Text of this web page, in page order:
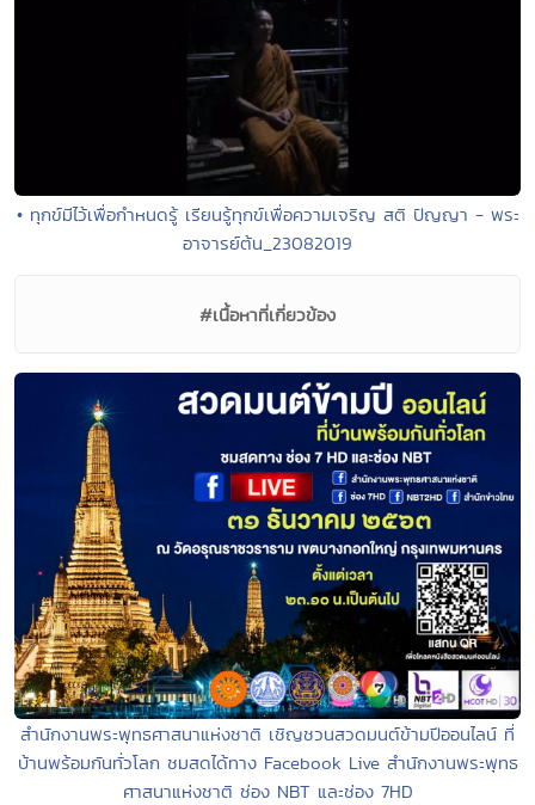
• ทุกข์มีไว้เพื่อกำหนดรู้ เรียนรู้ทุกข์เพื่อความเจริญ สติ ปัญญา - พระ
อาจารย์ต้น_23082019
#เนื้อหาที่เกี่ยวข้อง
สำนักงานพระพุทธศาสนาแห่งชาติ เชิญชวนสวดมนต์ข้ามปีออนไลน์ ที่
บ้านพร้อมกันทั่วโลก ชมสดได้ทาง Facebook Live สำนักงานพระพุทธ
ศาสนาแห่งชาติ ช่อง NBT และช่อง 7HD